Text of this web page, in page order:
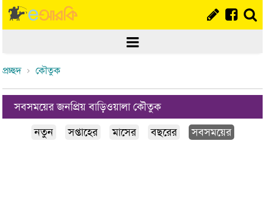
প্রচ্ছদ কৌতুক
সবসময়ের জনপ্রিয় বাড়িওয়ালা কৌতুক
নতুন
সপ্তাহের মাসের বছরের সবসময়ের